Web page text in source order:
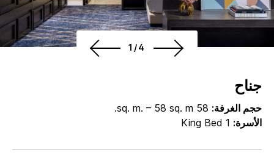
1/4
جناح
حجم الغرفة: 58 sq. m. – 58 sq. m.
الأسرة: 1 King Bed